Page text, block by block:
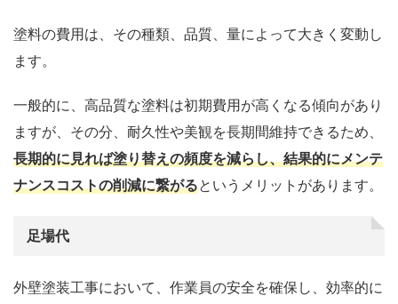
塗料の費用は、その種類、品質、量によって大きく変動し
ます。
一般的に、高品質な塗料は初期費用が高くなる傾向があり
ますが、その分、耐久性や美観を長期間維持できるため、
長期的に見れば塗り替えの頻度を減らし、結果的にメンテ
ナンスコストの削減に繋がるというメリットがあります。
足場代
外壁塗装工事において、作業員の安全を確保し、効率的に